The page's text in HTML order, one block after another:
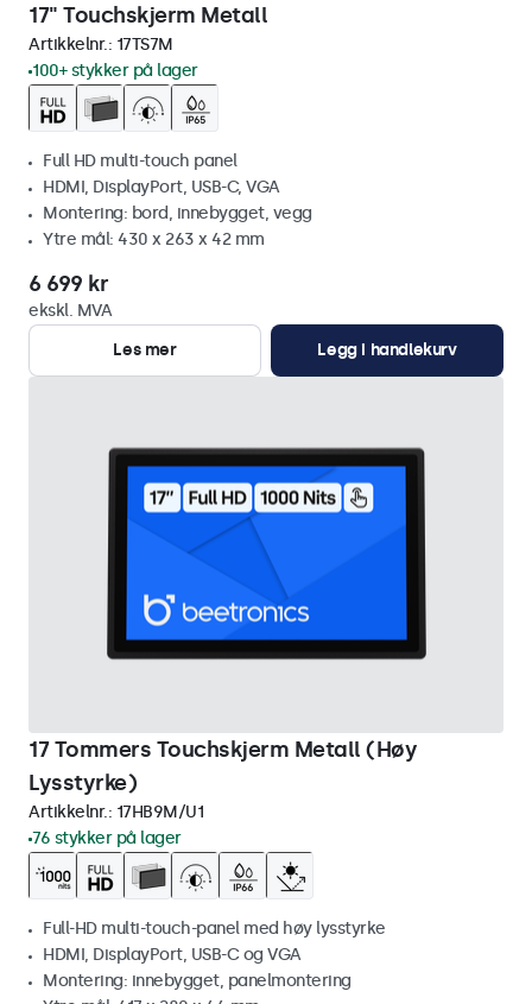
17" Touchskjerm Metall
Artikkelnr.: 17TS7M
100+ stykker på lager
Full HD multi-touch panel
HDMI, DisplayPort, USB-C, VGA
Montering: bord, innebygget, vegg
Ytre mål: 430 x 263 x 42 mm
6 699 kr
ekskl. MVA
Les mer
Legg i handlekurv
17 Tommers Touchskjerm Metall (Høy
Lysstyrke)
Artikkelnr.: 17HB9M/U1
76 stykker på lager
Full-HD multi-touch-panel med høy lysstyrke
HDMI, DisplayPort, USB-C og VGA
Montering: innebygget, panelmontering